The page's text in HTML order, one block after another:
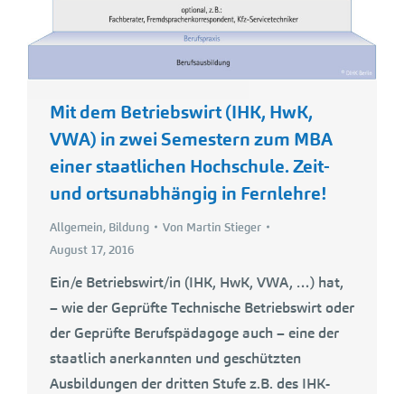
Mit dem Betriebswirt (IHK, HwK,
VWA) in zwei Semestern zum MBA
einer staatlichen Hochschule. Zeit-
und ortsunabhängig in Fernlehre!
Allgemein, Bildung Von Martin Stieger
August 17, 2016
Ein/e Betriebswirt/in (IHK, HwK, VWA, …) hat,
– wie der Geprüfte Technische Betriebswirt oder
der Geprüfte Berufspädagoge auch – eine der
staatlich anerkannten und geschützten
Ausbildungen der dritten Stufe z.B. des IHK-